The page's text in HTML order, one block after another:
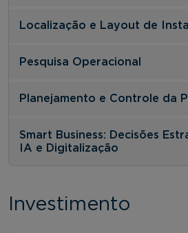
Localização e Layout de
Pesquisa Operacional
Planejamento e Controle da
Smart Business: Decisões
IA e Digitalização
Investimento